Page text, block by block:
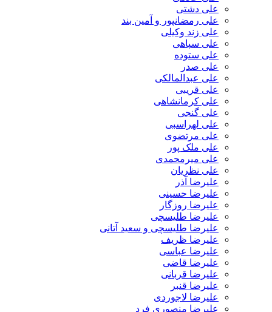
علی دشتی
علی رمضانپور و آمین بند
علی زند وکیلی
علی سپاهی
علی ستوده
علی صدر
علی عبدالمالکی
علی قریبی
علی کرمانشاهی
علی گنجی
علی لهراسبی
علی مرتضوی
علی ملک پور
علی میرمحمدی
علی نظریان
علیرضا آذر
علیرضا حسینی
علیرضا روزگار
علیرضا طلیسچی
علیرضا طلیسچی و سعید آتانی
علیرضا ظریف
علیرضا عباسی
علیرضا قاضی
علیرضا قربانی
علیرضا قنبر
علیرضا لاجوردی
علیرضا منصوری فرد